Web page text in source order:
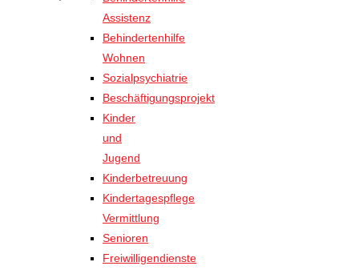
Assistenz
Behindertenhilfe
Wohnen
Sozialpsychiatrie
Beschäftigungsprojekt
Kinder
und
Jugend
Kinderbetreuung
Kindertagespflege
Vermittlung
Senioren
Freiwilligendienste